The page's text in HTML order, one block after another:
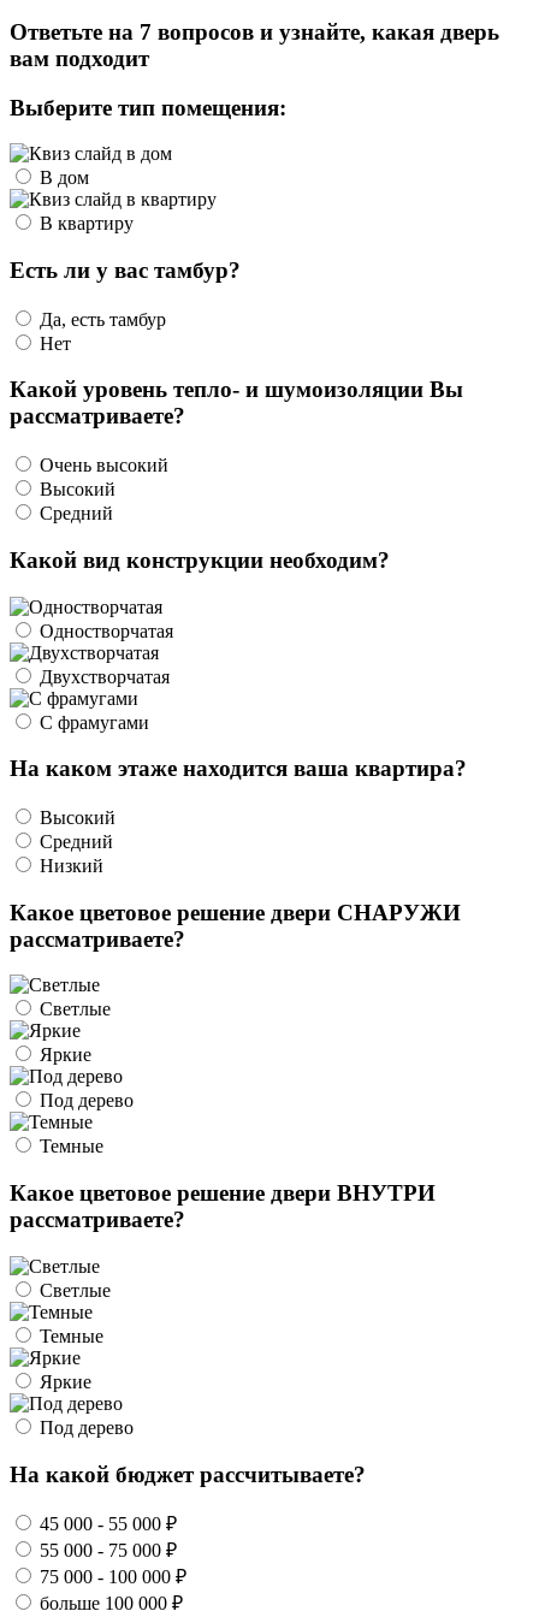
Ответьте на 7 вопросов и узнайте, какая дверь
вам подходит
Выберите тип помещения:
В дом
В квартиру
Есть ли у вас тамбур?
Да, есть тамбур
Нет
Какой уровень тепло- и шумоизоляции Вы
рассматриваете?
Очень высокий
Высокий
Средний
Какой вид конструкции необходим?
Одностворчатая
Двухстворчатая
С фрамугами
На каком этаже находится ваша квартира?
Высокий
Средний
Низкий
Какое цветовое решение двери СНАРУЖИ
рассматриваете?
Светлые
Яркие
Под дерево
Темные
Какое цветовое решение двери ВНУТРИ
рассматриваете?
Светлые
Темные
Яркие
Под дерево
На какой бюджет рассчитываете?
45 000 - 55 000 ₽
55 000 - 75 000 ₽
75 000 - 100 000 ₽
больше 100 000 ₽